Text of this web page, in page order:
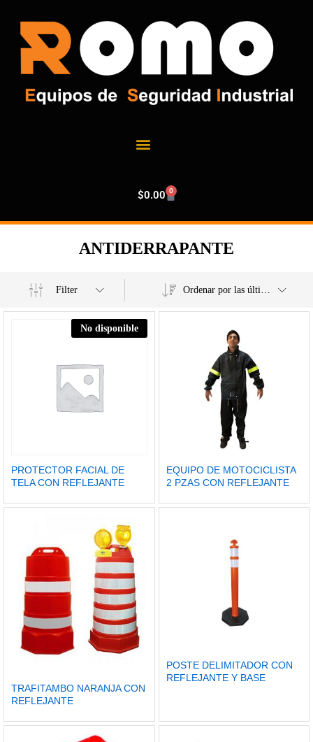
$0.00 0
ANTIDERRAPANTE
Filter Ordenar por las últimas
No disponible
PROTECTOR FACIAL DE
TELA CON REFLEJANTE
EQUIPO DE MOTOCICLISTA
2 PZAS CON REFLEJANTE
TRAFITAMBO NARANJA CON
REFLEJANTE
POSTE DELIMITADOR CON
REFLEJANTE Y BASE